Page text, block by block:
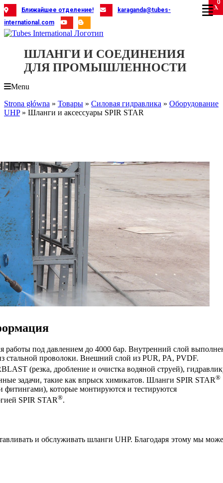
Skip
to
content
Ближайшее отделение!
karaganda@tubes-
international.com
ШЛАНГИ И СОЕДИНЕНИЯ
ДЛЯ ПРОМЫШЛЕННОСТИ
Menu
Strona główna » Товары » Силовая гидравлика » Оборудование
UHP» Шланги и аксессуары SPIR STAR
работы под давлением до 4000 бар. Внутренний слой
стальной проволоки. Внешний слой из PUR, PA, PVDF.
(резка, дробление и очистка водяной струей),
задачи, такие как впрыск химикатов. Шланги SPIR STAR®
которые монтируются и тестируются
SPIR STAR®.
и обслуживать шланги UHP. Благодаря этому мы
0
X
X
X
X
X
X
X
X
X
X
X
X
X
X
X
X
X
X
X